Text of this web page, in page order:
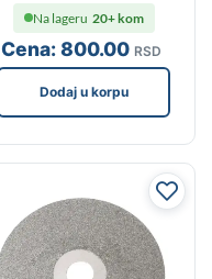
Cena:800.00 RSD
Na lageru 20+ kom
Dodaj u korpu